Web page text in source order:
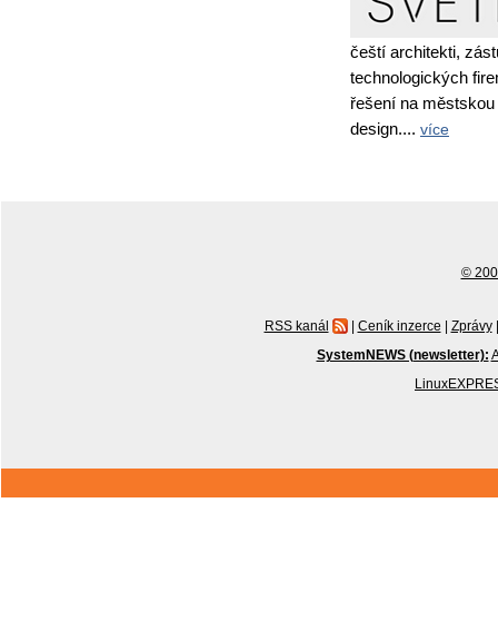
čeští architekti,
technologických
řešení na
design.... více
©
RSS kanál | Ceník inzerce | Zprávy |
SystemNEWS (newsletter):